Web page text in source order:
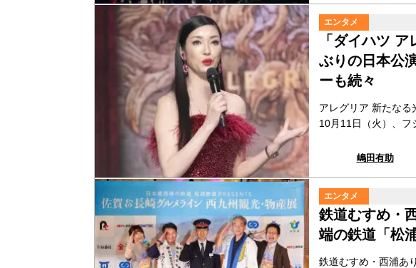
エンタメ
「ダイハツ
ぶりの日本公
ーも続々
アレグリア 新たな
10月11日（火）、フ
嶋田有助
エンタメ
鉄道むすめ・
端の鉄道「松
鉄道むすめ・西浦あ